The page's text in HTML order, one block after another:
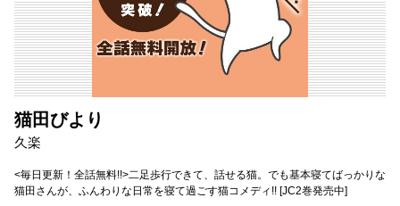
猫田びより
久楽
<毎日更新！全話無料!!>二足歩行できて、話せる猫。でも基本寝てばっかりな
猫田さんが、ふんわりな日常を寝て過ごす猫コメディ!! [JC2巻発売中]